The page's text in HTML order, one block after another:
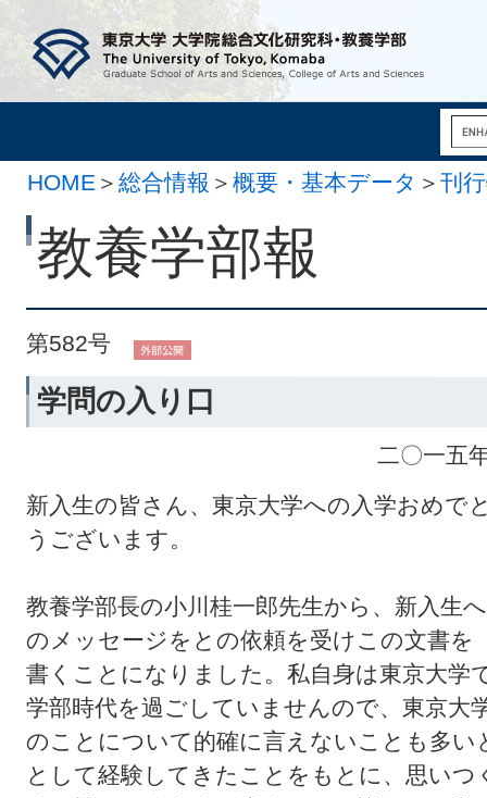
HOME ＞ 総合情報 ＞ 概要・基本データ ＞ 刊
月 1日）
教養学部報
第582号
学問の入り口
二〇一五
新入生の皆さん、東京大学への入学おめで
うございます。
教養学部長の小川桂一郎先生から、新入生へ
のメッセージをとの依頼を受けこの文書を
書くことになりました。私自身は東京大学
学部時代を過ごしていませんので、東京大
のことについて的確に言えないことも多い
として経験してきたことをもとに、思い